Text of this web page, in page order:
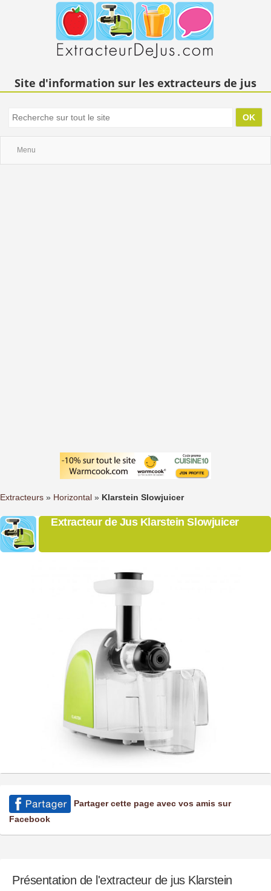
Site d'information sur les extracteurs de jus
Menu
Extracteurs » Horizontal » Klarstein Slowjuicer
Extracteur de Jus Klarstein Slowjuicer
Partager cette page avec vos amis sur
Facebook
Présentation de l'extracteur de jus Klarstein